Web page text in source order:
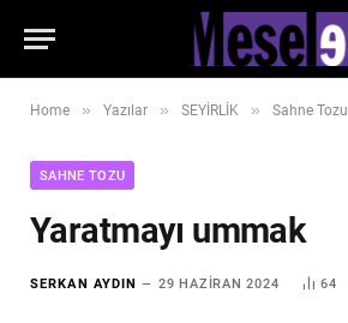
Home » Yazılar » SEYİRLİK » Sahne Tozu
SAHNE TOZU
Yaratmayı ummak
SERKAN AYDIN 29 HAZIRAN 2024 64